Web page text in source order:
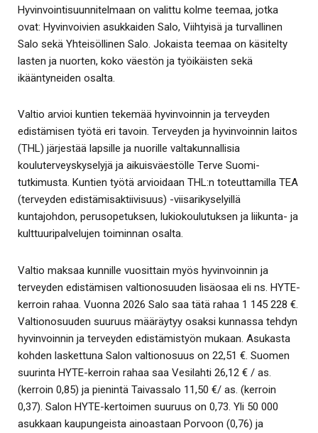
Hyvinvointisuunnitelmaan on valittu kolme teemaa, jotka
ovat: Hyvinvoivien asukkaiden Salo, Viihtyisä ja turvallinen
Salo sekä Yhteisöllinen Salo. Jokaista teemaa on käsitelty
lasten ja nuorten, koko väestön ja työikäisten sekä
ikääntyneiden osalta.
Valtio arvioi kuntien tekemää hyvinvoinnin ja terveyden
edistämisen työtä eri tavoin. Terveyden ja hyvinvoinnin laitos
(THL) järjestää lapsille ja nuorille valtakunnallisia
kouluterveyskyselyjä ja aikuisväestölle Terve Suomi-
tutkimusta. Kuntien työtä arvioidaan THL:n toteuttamilla TEA
(terveyden edistämisaktiivisuus) -viisarikyselyillä
kuntajohdon, perusopetuksen, lukiokoulutuksen ja liikunta- ja
kulttuuripalvelujen toiminnan osalta.
Valtio maksaa kunnille vuosittain myös hyvinvoinnin ja
terveyden edistämisen valtionosuuden lisäosaa eli ns. HYTE-
kerroin rahaa. Vuonna 2026 Salo saa tätä rahaa 1 145 228 €.
Valtionosuuden suuruus määräytyy osaksi kunnassa tehdyn
hyvinvoinnin ja terveyden edistämistyön mukaan. Asukasta
kohden laskettuna Salon valtionosuus on 22,51 €. Suomen
suurinta HYTE-kerroin rahaa saa Vesilahti 26,12 € / as.
(kerroin 0,85) ja pienintä Taivassalo 11,50 €/ as. (kerroin
0,37). Salon HYTE-kertoimen suuruus on 0,73. Yli 50 000
asukkaan kaupungeista ainoastaan Porvoon (0,76) ja